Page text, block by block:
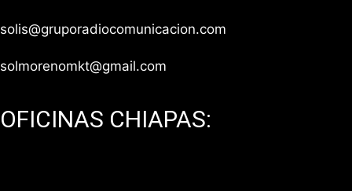
solis@gruporadiocomunicacion.com
solmorenomkt@gmail.com
OFICINAS CHIAPAS: